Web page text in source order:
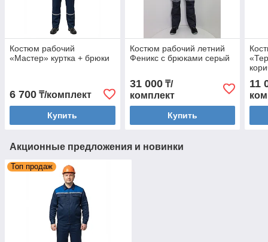
Костюм рабочий
«Мастер» куртка + брюки
6 700 ₸/комплект
Купить
Костюм рабочий летний
Феникс с брюками серый
31 000₸/
комплект
Купить
11
Акционные предложения и новинки
Топ продаж